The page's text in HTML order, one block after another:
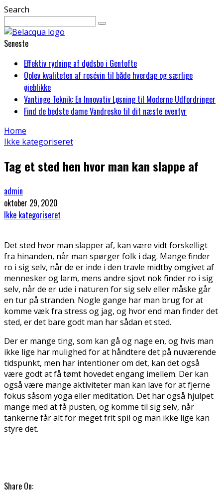
Search
Seneste
Effektiv rydning af dødsbo i Gentofte
Oplev kvaliteten af rosévin til både hverdag og særlige
øjeblikke
Vantinge Teknik: En Innovativ Løsning til Moderne Udfordringer
Find de bedste dame Vandresko til dit næste eventyr
Home
Ikke kategoriseret
Tag et sted hen hvor man kan slappe af
admin
oktober 29, 2020
Ikke kategoriseret
Det sted hvor man slapper af, kan være vidt forskelligt
fra hinanden, når man spørger folk i dag. Mange finder
ro i sig selv, når de er inde i den travle midtby omgivet af
mennesker og larm, mens andre sjovt nok finder ro i sig
selv, når de er ude i naturen for sig selv eller måske går
en tur på stranden. Nogle gange har man brug for at
komme væk fra stress og jag, og hvor end man finder det
sted, er det bare godt man har sådan et sted.
Der er mange ting, som kan gå og nage en, og hvis man
ikke lige har mulighed for at håndtere det på nuværende
tidspunkt, men har intentioner om det, kan det også
være godt at få tømt hovedet engang imellem. Der kan
også være mange aktiviteter man kan lave for at fjerne
fokus såsom yoga eller meditation. Det har også hjulpet
mange med at få pusten, og komme til sig selv, når
tankerne får alt for meget frit spil og man ikke lige kan
styre det.
Share On: